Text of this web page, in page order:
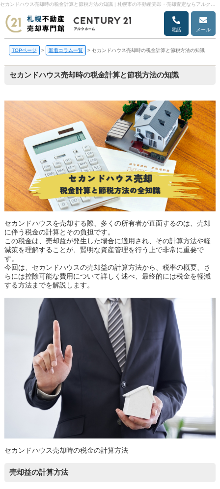
電話 メール
TOPページ > 新着コラム一覧 > セカンドハウス売却時の税金計算と節税方法の知識
セカンドハウス売却時の税金計算と節税方法の知識
セカンドハウスを売却する際、多くの所有者が直面するのは、売却
に伴う税金の計算とその負担です。
この税金は、売却益が発生した場合に適用され、その計算方法や軽
減策を理解することが、賢明な資産管理を行う上で非常に重要で
す。
今回は、セカンドハウスの売却益の計算方法から、税率の概要、さ
らには控除可能な費用について詳しく述べ、最終的には税金を軽減
する方法までを解説します。
セカンドハウス売却時の税金の計算方法
売却益の計算方法